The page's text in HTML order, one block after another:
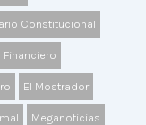
Constitucional
Financiero
El Mostrador
Meganoticias